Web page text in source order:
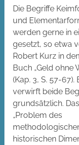
Die Begriffe
und
werden gerne in
gesetzt, so etwa
Robert Kurz in
Buch „Geld ohne
(Kap. 3, S. 57-67).
verwirft beide
grundsätzlich. Das
„Problem des
historischen